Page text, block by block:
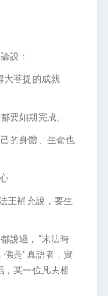
說：
大菩提的成就
要如期完成。
的身體、生命也
王補充說，要生
說過，“末法時
是“真語者，實
，某一位凡夫相